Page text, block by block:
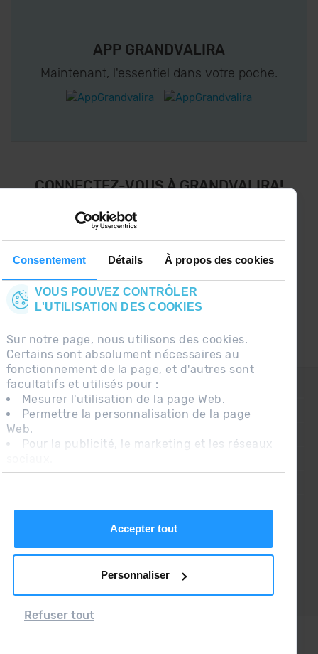
Consentement Détails À propos des cookies
VOUS POUVEZ CONTRÔLER
L'UTILISATION DES COOKIES
Sur notre page, nous utilisons des cookies.
Certains sont absolument nécessaires au
fonctionnement de la page, et d'autres sont
facultatifs et utilisés pour :
Mesurer l'utilisation de la page Web.
Permettre la personnalisation de la page
Web.
Pour la publicité, le marketing et les réseaux
En cliquant sur « Accepter tout », vous
Accepter tout
Personnaliser
Refuser tout
APP GRANDVALIRA
Maintenant, l'essentiel dans votre poche.
CONNECTEZ-VOUS À GRANDVALIRA!
Suivez-nous sur les Réseaux Sociaux et soyez
le premier à recevoir les nouvelles :)
CONTACT
QUESTIONS FRÉQUENTES
AVIS LÉGAL